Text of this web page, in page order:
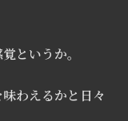
というか。
わえるかと日々